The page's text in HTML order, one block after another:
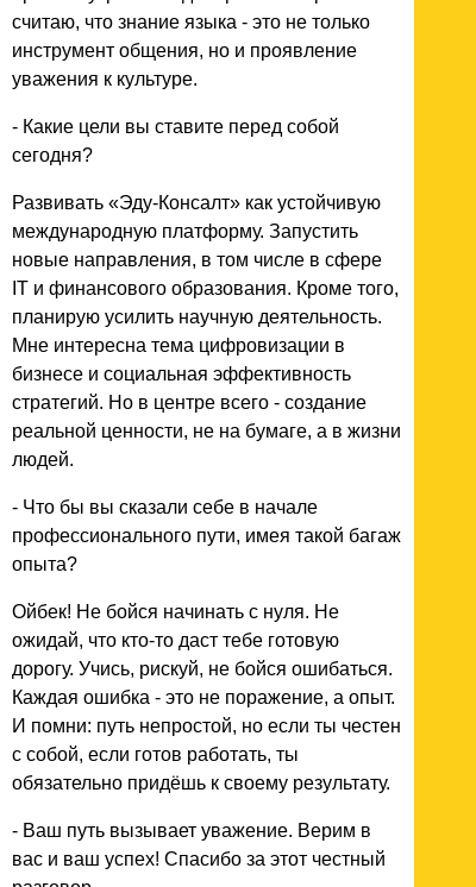
считаю, что знание языка - это не только
инструмент общения, но и проявление
уважения к культуре.
- Какие цели вы ставите перед собой
сегодня?
Развивать «Эду-Консалт» как устойчивую
международную платформу. Запустить
новые направления, в том числе в сфере
IT и финансового образования. Кроме того,
планирую усилить научную деятельность.
Мне интересна тема цифровизации в
бизнесе и социальная эффективность
стратегий. Но в центре всего - создание
реальной ценности, не на бумаге, а в жизни
людей.
- Что бы вы сказали себе в начале
профессионального пути, имея такой багаж
опыта?
Ойбек! Не бойся начинать с нуля. Не
ожидай, что кто-то даст тебе готовую
дорогу. Учись, рискуй, не бойся ошибаться.
Каждая ошибка - это не поражение, а опыт.
И помни: путь непростой, но если ты честен
с собой, если готов работать, ты
обязательно придёшь к своему результату.
- Ваш путь вызывает уважение. Верим в
вас и ваш успех! Спасибо за этот честный